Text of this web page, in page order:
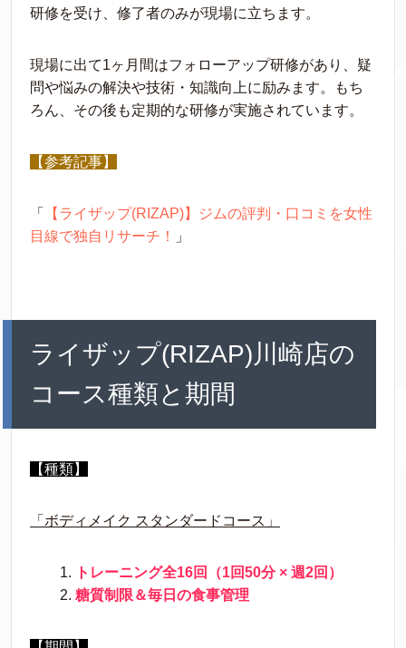
研修を受け、修了者のみが現場に立ちます。
現場に出て1ヶ月間はフォローアップ研修があり、疑
問や悩みの解決や技術・知識向上に励みます。もち
ろん、その後も定期的な研修が実施されています。
【参考記事】
「
【ライザップ(RIZAP)】ジムの評判・口コミを女性
目線で独自リサーチ！
」
ライザップ(RIZAP)川崎店の
コース種類と期間
【種類】
「ボディメイク スタンダードコース」
トレーニング全16回（1回50分 × 週2回）
糖質制限＆毎日の食事管理